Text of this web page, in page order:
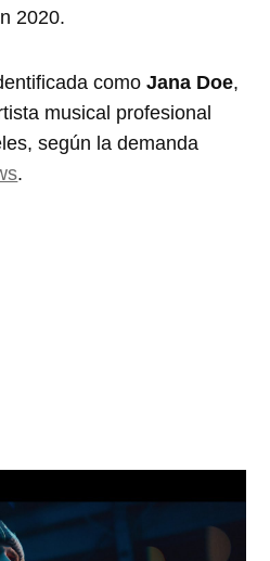
2020.
comoJana Doe,
musical profesional
según la demanda
.